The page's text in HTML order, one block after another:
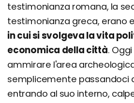
testimonianza romana, la
testimonianza greca, erano
in cui si svolgeva la vita
economica della città.
ammirare l'area
semplicemente passandoci
entrando al suo interno,